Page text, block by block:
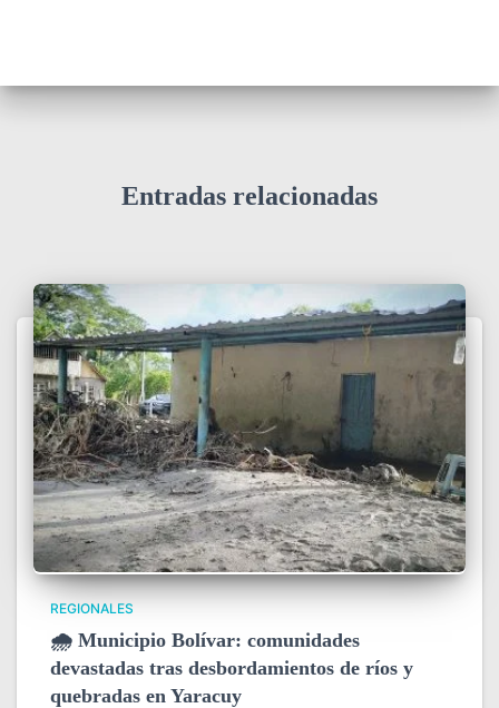
Entradas relacionadas
REGIONALES
🌧️ Municipio Bolívar: comunidades
devastadas tras desbordamientos de ríos y
quebradas en Yaracuy